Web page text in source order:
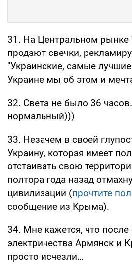
31. На Центральном
продают свечки,
"Украинские, самые
Украине мы об этом и
32. Света не было 36
нормальный)))
33. Незачем в своей
Украину, которая имеет
отстаивать свою
полтора года назад
цивилизации (прочтите
сообщение из Крыма).
34. Мне кажется, что
электричества Армянск и
просто исчезли…